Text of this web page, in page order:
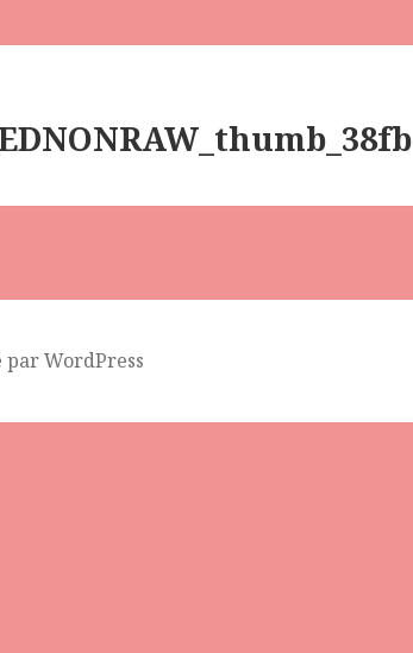
WordPress